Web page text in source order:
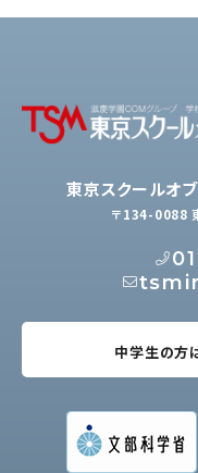
東京スクールオ
〒134-0088
中学生の方